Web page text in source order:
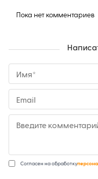
Пока нет комментариев
Имя*
Email
Введите
Согласен на обработку